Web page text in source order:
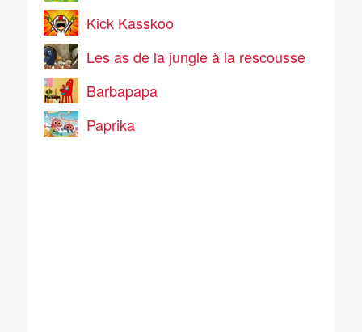
Kick Kasskoo
Les as de la jungle à la rescousse
Barbapapa
Paprika